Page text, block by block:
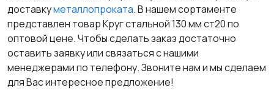
доставкуметаллопроката. В нашем сортаменте
представлен товар Круг стальной 130 мм ст20 по
оптовой цене. Чтобы сделать заказ достаточно
оставить заявку или связаться с нашими
менеджерами по телефону. Звоните нам и мы сделаем
для Вас интересное предложение!